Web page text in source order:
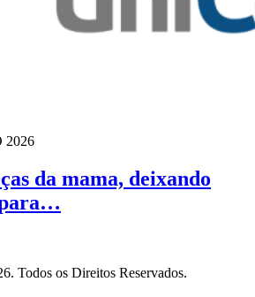
2026
da mama, deixando
Todos os Direitos Reservados.